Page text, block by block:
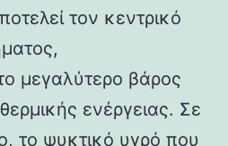
τον κεντρικό
μεγαλύτερο βάρος
ενέργειας. Σε
το ψυκτικό υγρό που